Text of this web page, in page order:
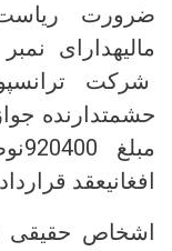
ضرورت ریاست
مالیهدارای
شرکت
حشمتدارنده
افغانیعقد
اشخاص حقیقی